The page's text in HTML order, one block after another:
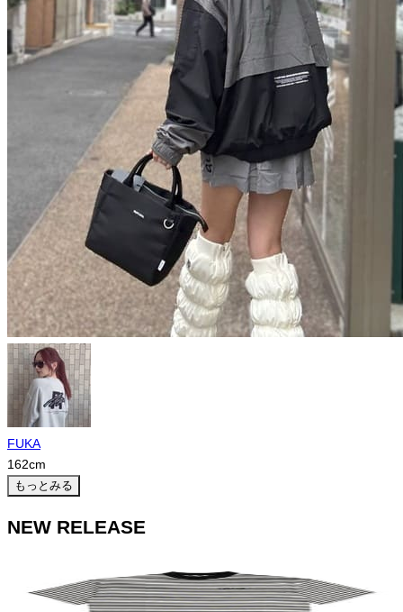
FUKA
162cm
もっとみる
NEW RELEASE